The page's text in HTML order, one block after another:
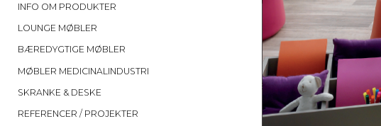
INFO OM PRODUKTER
LOUNGE MØBLER
BÆREDYGTIGE MØBLER
MØBLER MEDICINALINDUSTRI
SKRANKE & DESKE
REFERENCER / PROJEKTER